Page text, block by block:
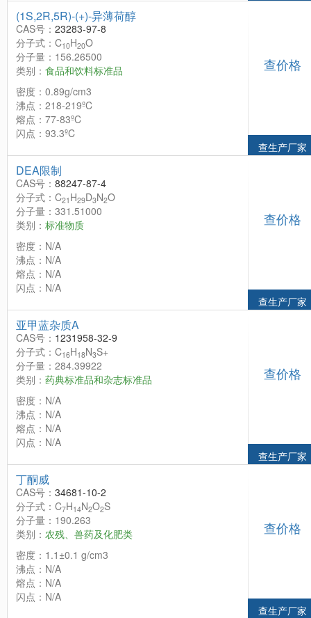
(1S,2R,5R)-(+)-异薄荷醇
CAS号： 23283-97-8
分子式：C10H20O
分子量：156.26500
类别： 食品和饮料标准品
密度：0.89g/cm3
沸点：218-219ºC
熔点：77-83ºC
闪点：93.3ºC
查价格
查生产厂家
DEA限制
CAS号： 88247-87-4
分子式：C21 H29D3N2O
分子量：331.51000
类别： 标准物质
密度：N/A
沸点：N/A
熔点：N/A
闪点：N/A
查价格
查生产厂家
亚甲蓝杂质A
CAS号： 1231958-32-9
分子式：C16H18N3S+
分子量：284.39922
类别： 药典标准品和杂志标准品
密度：N/A
沸点：N/A
熔点：N/A
闪点：N/A
查价格
查生产厂家
丁酮威
CAS号： 34681-10-2
分子式：C7H14N2O2S
分子量：190.263
类别： 农残、兽药及化肥类
密度：1.1±0.1 g/cm3
沸点：N/A
熔点：N/A
闪点：N/A
查价格
查生产厂家